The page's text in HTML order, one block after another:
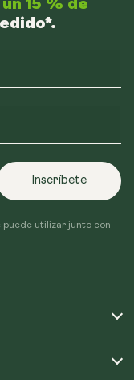
Inscríbete
puede utilizar junto con